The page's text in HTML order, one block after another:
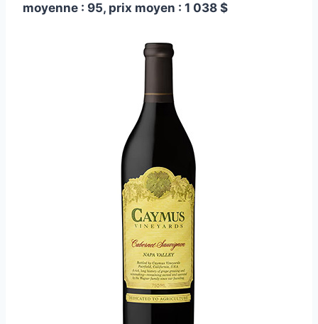
moyenne : 95, prix moyen : 1 038 $